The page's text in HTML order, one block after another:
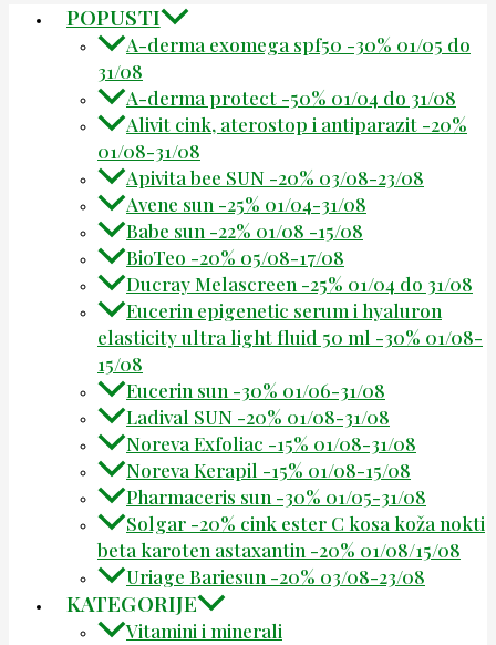
POPUSTI
A-derma exomega spf50 -30% 01/05 do
31/08
A-derma protect -50% 01/04 do 31/08
Alivit cink, aterostop i antiparazit -20%
01/08-31/08
Apivita bee SUN -20% 03/08-23/08
Avene sun -25% 01/04-31/08
Babe sun -22% 01/08 -15/08
BioTeo -20% 05/08-17/08
Ducray Melascreen -25% 01/04 do 31/08
Eucerin epigenetic serum i hyaluron
elasticity ultra light fluid 50 ml -30% 01/08-
15/08
Eucerin sun -30% 01/06-31/08
Ladival SUN -20% 01/08-31/08
Noreva Exfoliac -15% 01/08-31/08
Noreva Kerapil -15% 01/08-15/08
Pharmaceris sun -30% 01/05-31/08
Solgar -20% cink ester C kosa koža nokti
beta karoten astaxantin -20% 01/08/15/08
Uriage Bariesun -20% 03/08-23/08
KATEGORIJE
Vitamini i minerali